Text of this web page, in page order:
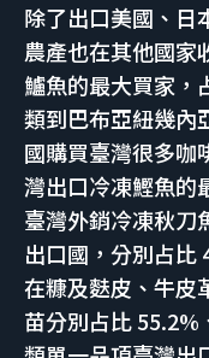
除了出口美國、日
農產也在其他國家
鱸魚的最大買家，
類到巴布亞紐幾內
國購買臺灣很多咖
灣出口冷凍鰹魚的
臺灣外銷冷凍秋刀
出口國，分別占比
在糠及麩皮、牛皮
苗分別占比